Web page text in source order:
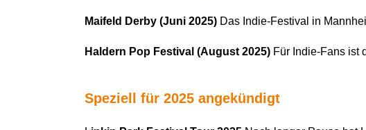
Maifeld Derby (Juni 2025)Das Indie-Festival in
Haldern Pop Festival (August 2025)Für Indie-Fans ist
Speziell für 2025 angekündigt